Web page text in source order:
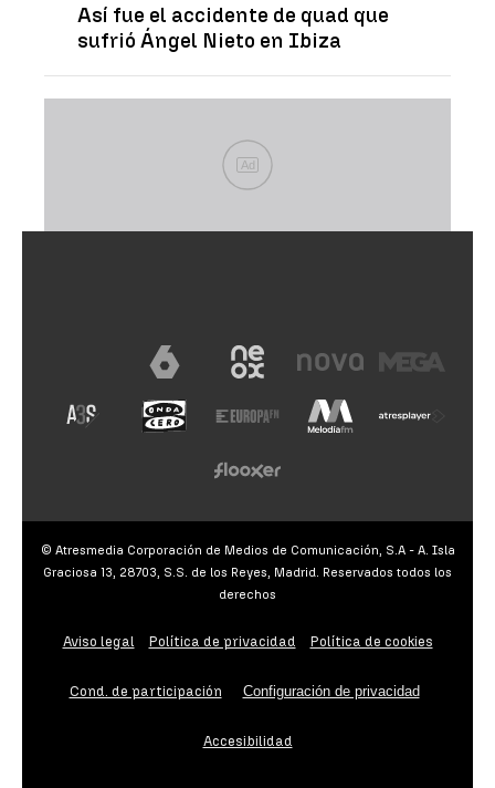
Así fue el accidente de quad que
sufrió Ángel Nieto en Ibiza
Ad
© Atresmedia Corporación de Medios de Comunicación, S.A - A. Isla
Graciosa 13, 28703, S.S. de los Reyes, Madrid. Reservados todos los
derechos
Aviso legal Política de privacidad Política de cookies
Cond. de participación Configuración de privacidad
Accesibilidad